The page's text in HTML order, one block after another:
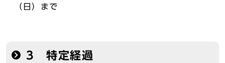
（日）まで
3 特定経過